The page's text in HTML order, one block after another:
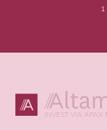
1
INVEST VIA APAX